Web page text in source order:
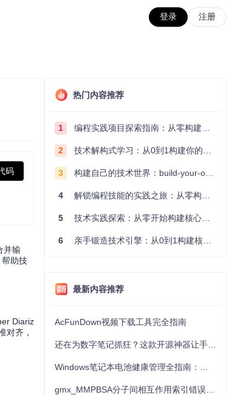
登录 注册
码
并输
助技
Diariz
对齐，
热门内容推荐
1 编程实践项目探索指南：从零构建技术能力体系
2 技术解构式学习：从0到1构建你的编程知识体系
3 构建自己的技术世界：build-your-own-x项目的实践探索指南
4 解锁编程技能的实践之旅：从零构建你的技术世界
5 技术实践探索：从零开始构建核心系统的实践指南
6 亲手锻造技术引擎：从0到1构建核心系统的实践指南
最新内容推荐
AcFunDown视频下载工具完全指南